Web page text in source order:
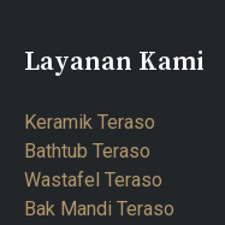
Layanan Kami
Keramik Teraso
Bathtub Teraso
Wastafel Teraso
Bak Mandi Teraso